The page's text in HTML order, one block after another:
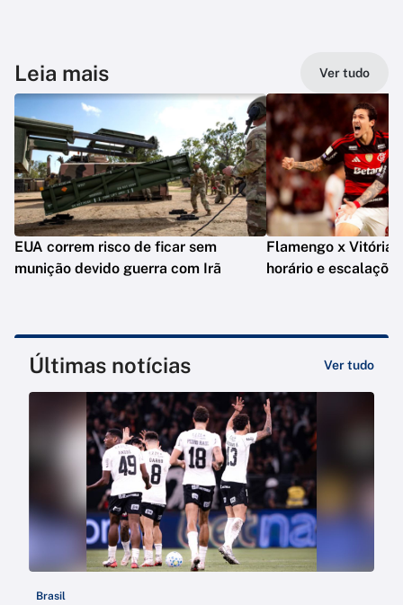
Leia mais Ver tudo
EUA correm risco de ficar sem
munição devido guerra com Irã
Flamengo x Vitória:
horário e escalações
Últimas notícias Ver tudo
Brasil